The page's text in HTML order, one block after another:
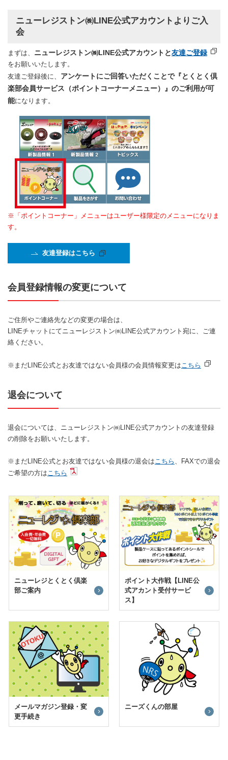
ニューレジストン㈱LINE公式アカウントよりご入
会
まずは、 ニューレジストン㈱LINE公式アカウントと友達ご登録
をお願いいたします。
友達ご登録後に、 アンケートにご回答いただくことで『とくとく倶
楽部会員サービス（ポイントコーナーメニュー）』のご利用が可
能になります。
※「ポイントコーナー」メニューはユーザー様限定のメニューになりま
す。
友達登録はこちら
会員登録情報の変更について
ご住所やご連絡先などの変更の場合は、
LINEチャットにてニューレジストン㈱LINE公式アカウント宛に、ご連
絡ください。
※まだLINE公式とお友達ではない会員様の会員情報変更はこちら
退会について
退会については、ニューレジストン㈱LINE公式アカウントの友達登録
の削除をお願いいたします。
※まだLINE公式とお友達ではない会員様の退会はこちら 、FAXでの退会
ご希望の方はこちら
ニューレジとくとく倶楽
部ご案内
ポイント大作戦【LINE公
式アカント受付サービ
ス】
メールマガジン登録・変
更手続き
ニーズくんの部屋